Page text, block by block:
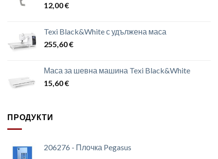
12,00€
Texi Black&White с удължена маса
255,60€
Маса за шевна машина Texi Black&White
15,60€
ПРОДУКТИ
206276 - Плочка Pegasus